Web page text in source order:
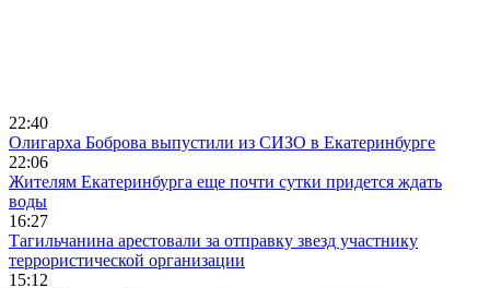
22:40
Олигарха Боброва выпустили из СИЗО в Екатеринбурге
22:06
Жителям Екатеринбурга еще почти сутки придется ждать
воды
16:27
Тагильчанина арестовали за отправку звезд участнику
террористической организации
15:12